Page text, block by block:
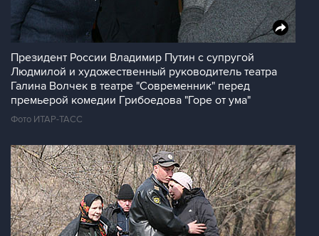
Президент России Владимир Путин с супругой
Людмилой и художественный руководитель театра
Галина Волчек в театре "Современник" перед
премьерой комедии Грибоедова "Горе от ума"
Фото ИТАР-ТАСС